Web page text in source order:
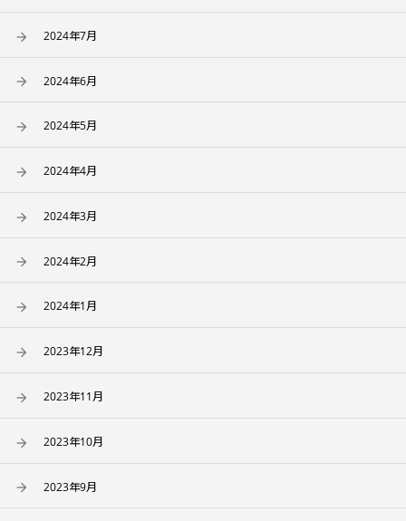
2024年7月
2024年6月
2024年5月
2024年4月
2024年3月
2024年2月
2024年1月
2023年12月
2023年11月
2023年10月
2023年9月